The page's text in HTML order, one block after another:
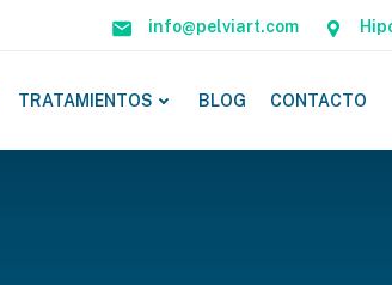
info@pelviart.com
TRATAMIENTOS BLOG CONTACTO